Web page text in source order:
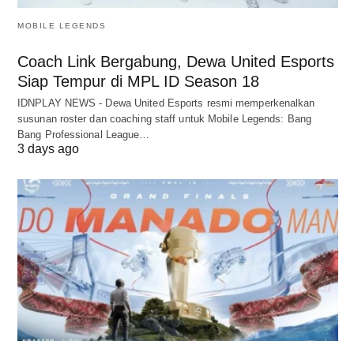
MOBILE LEGENDS
Coach Link Bergabung, Dewa United Esports
Siap Tempur di MPL ID Season 18
IDNPLAY NEWS - Dewa United Esports resmi memperkenalkan
susunan roster dan coaching staff untuk Mobile Legends: Bang
Bang Professional League…
3 days ago